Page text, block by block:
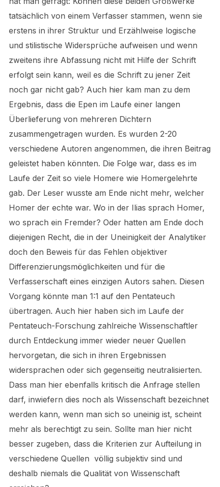
tatsächlich von einem Verfasser stammen, wenn sie
erstens in ihrer Struktur und Erzählweise logische
und stilistische Widersprüche aufweisen und wenn
zweitens ihre Abfassung nicht mit Hilfe der Schrift
erfolgt sein kann, weil es die Schrift zu jener Zeit
noch gar nicht gab? Auch hier kam man zu dem
Ergebnis, dass die Epen im Laufe einer langen
Überlieferung von mehreren Dichtern
zusammengetragen wurden. Es wurden 2-20
verschiedene Autoren angenommen, die ihren Beitrag
geleistet haben könnten. Die Folge war, dass es im
Laufe der Zeit so viele Homere wie Homergelehrte
gab. Der Leser wusste am Ende nicht mehr, welcher
Homer der echte war. Wo in der Ilias sprach Homer,
wo sprach ein Fremder? Oder hatten am Ende doch
diejenigen Recht, die in der Uneinigkeit der Analytiker
doch den Beweis für das Fehlen objektiver
Differenzierungsmöglichkeiten und für die
Verfasserschaft eines einzigen Autors sahen. Diesen
Vorgang könnte man 1:1 auf den Pentateuch
übertragen. Auch hier haben sich im Laufe der
Pentateuch-Forschung zahlreiche Wissenschaftler
durch Entdeckung immer wieder neuer Quellen
hervorgetan, die sich in ihren Ergebnissen
widersprachen oder sich gegenseitig neutralisierten.
Dass man hier ebenfalls kritisch die Anfrage stellen
darf, inwiefern dies noch als Wissenschaft bezeichnet
werden kann, wenn man sich so uneinig ist, scheint
mehr als berechtigt zu sein. Sollte man hier nicht
besser zugeben, dass die Kriterien zur Aufteilung in
verschiedene Quellen völlig subjektiv sind und
deshalb niemals die Qualität von Wissenschaft